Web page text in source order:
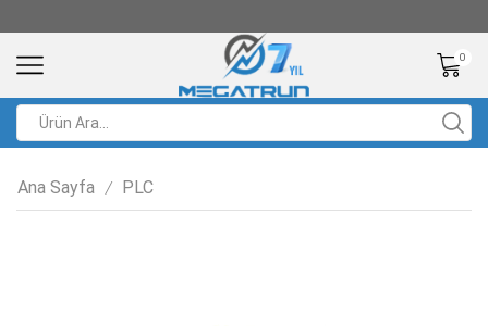
0
Ana Sayfa / PLC